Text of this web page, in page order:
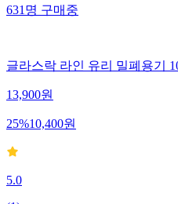
631명구매중
글라스락 라인 유리 밀폐용기
13,900원
25%10,400원
5.0